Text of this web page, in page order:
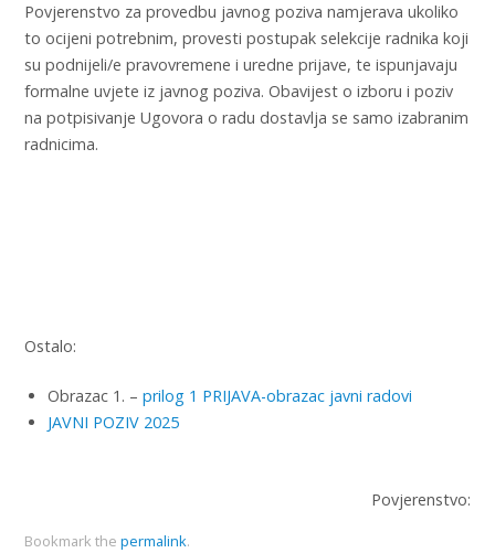
Povjerenstvo za provedbu javnog poziva namjerava ukoliko
to ocijeni potrebnim, provesti postupak selekcije radnika koji
su podnijeli/e pravovremene i uredne prijave, te ispunjavaju
formalne uvjete iz javnog poziva. Obavijest o izboru i poziv
na potpisivanje Ugovora o radu dostavlja se samo izabranim
radnicima.
Ostalo:
Obrazac 1. –prilog 1 PRIJAVA-obrazac javni radovi
JAVNI POZIV 2025
Povjerenstvo:
Bookmark the permalink.